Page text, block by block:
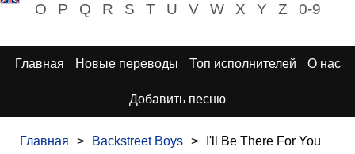
O
P Q R S T U V W X Y Z 0-9
Главная Новые переводы Топ исполнителей О нас
Добавить песню
Главная > Backstreet Boys > I'll Be There For You